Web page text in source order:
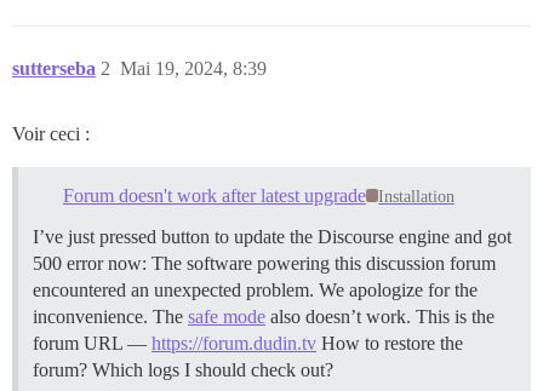
sutterseba Mai 19, 2024, 8:39
2
Voir ceci :
Forum doesn't work after latest upgrade Installation
I’ve just pressed button to update the Discourse engine and got
500 error now: The software powering this discussion forum
encountered an unexpected problem. We apologize for the
inconvenience. The safe mode also doesn’t work. This is the
forum URL — https://forum.dudin.tv How to restore the
forum? Which logs I should check out?